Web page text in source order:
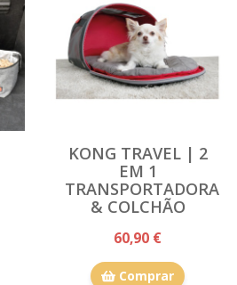
KONG TRAVEL | 2
EM 1
TRANSPORTADORA
& COLCHÃO
60,90 €
Comprar